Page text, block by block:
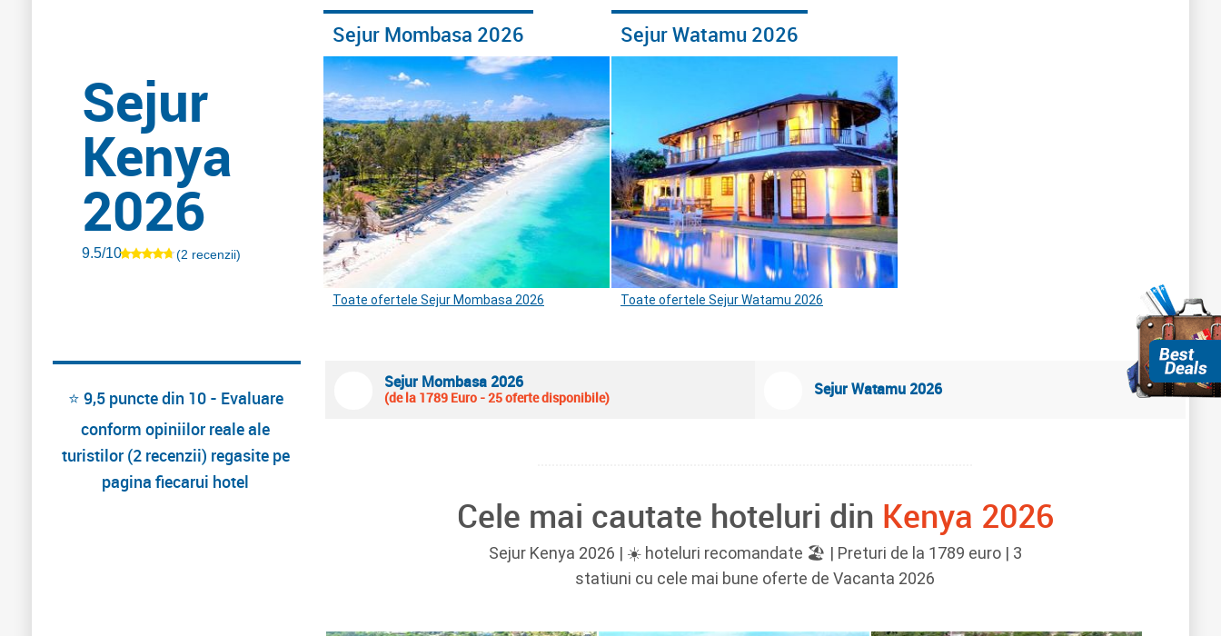
Sejur
Kenya
2026
9.5/10 (2 recenzii)
Sejur Mombasa 2026
Toate ofertele Sejur Mombasa 2026
Sejur Watamu 2026
Toate ofertele Sejur Watamu 2026
Sejur Mombasa 2026
(de la 1789 Euro - 25 oferte disponibile) Sejur Watamu 2026
Cele mai cautate hoteluri din Kenya 2026
Sejur Kenya 2026 | ☀️ hoteluri recomandate 🏖️ | Preturi de la 1789 euro | 3
statiuni cu cele mai bune oferte de Vacanta 2026
⭐ 9,5 puncte din 10 - Evaluare
conform opiniilor reale ale
turistilor (2 recenzii) regasite pe
pagina fiecarui hotel